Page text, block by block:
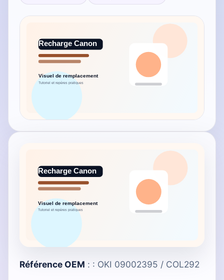
Référence OEM : : OKI 09002395 / COL292